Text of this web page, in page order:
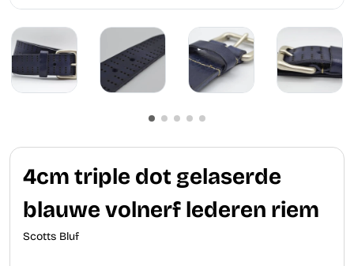
4cm triple dot gelaserde
blauwe volnerf lederen riem
Scotts Bluf